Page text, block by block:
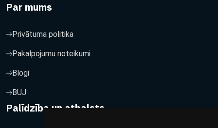
Par mums
Privātuma politika
Pakalpojumu noteikumi
Blogi
BUJ
Palīdzība un atbalsts